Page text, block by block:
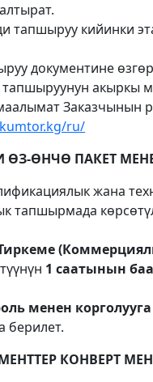
тапшыруу кийинки
документине
акыркы
Заказчынын
ru/
ӨЗ-ӨНЧӨ ПАКЕТ
жана
тапшырмада
1 саатынын
менен
берилет.
КОНВЕРТ